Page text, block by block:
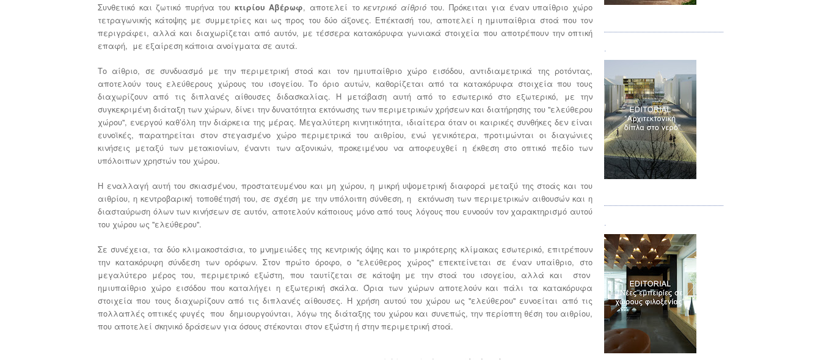
Συνθετικό και ζωτικό πυρήνα του κτιρίου Αβέρωφ, αποτελεί τοκεντρικό αίθριότου. Πρόκειται για έναν υπαίθριο χώρο
τετραγωνικής κάτοψης με συμμετρίες και ως προς του δύο άξονες. Επέκτασή του, αποτελεί η ημιυπαίθρια στοά που τον
περιγράφει, αλλά και διαχωρίζεται από αυτόν, με τέσσερα κατακόρυφα γωνιακά στοιχεία που αποτρέπουν την οπτική
επαφή, με εξαίρεση κάποια ανοίγματα σε αυτά.
Το αίθριο, σε συνδυασμό με την περιμετρική στοά και τον ημιυπαίθριο χώρο εισόδου, αντιδιαμετρικά της ροτόντας,
αποτελούν τους ελεύθερους χώρους του ισογείου. Το όριο αυτών, καθορίζεται από τα κατακόρυφα στοιχεία που τους
διαχωρίζουν από τις διπλανές αίθουσες διδασκαλίας. Η μετάβαση αυτή από το εσωτερικό στο εξωτερικό, με την
συγκεκριμένη διάταξη των χώρων, δίνει την δυνατότητα εκτόνωσης των περιμετρικών χρήσεων και διατήρησης του ''ελεύθερου
χώρου'', ενεργού καθ’όλη την διάρκεια της μέρας. Μεγαλύτερη κινητικότητα, ιδιαίτερα όταν οι καιρικές συνθήκες δεν είναι
ευνοϊκές, παρατηρείται στον στεγασμένο χώρο περιμετρικά του αιθρίου, ενώ γενικότερα, προτιμώνται οι διαγώνιες
κινήσεις μεταξύ των μετακιονίων, έναντι των αξονικών, προκειμένου να αποφευχθεί η έκθεση στο οπτικό πεδίο των
υπόλοιπων χρηστών του χώρου.
Η εναλλαγή αυτή του σκιασμένου, προστατευμένου και μη χώρου, η μικρή υψομετρική διαφορά μεταξύ της στοάς και του
αιθρίου, η κεντροβαρική τοποθέτησή του, σε σχέση με την υπόλοιπη σύνθεση, η
εκτόνωση των περιμετρικών αιθουσών και η
διασταύρωση όλων των κινήσεων σε αυτόν, αποτελούν κάποιους μόνο από τους λόγους που ευνοούν τον χαρακτηρισμό αυτού
του χώρου ως ''ελεύθερου''.
Σε συνέχεια, τα δύο κλιμακοστάσια, το μνημειώδες της κεντρικής όψης και το μικρότερης κλίμακας εσωτερικό, επιτρέπουν
την κατακόρυφη σύνδεση των ορόφων. Στον πρώτο όροφο, ο ''ελεύθερος χώρος'' επεκτείνεται σε έναν υπαίθριο, στο
μεγαλύτερο μέρος του, περιμετρικό εξώστη, που ταυτίζεται σε κάτοψη με την στοά του ισογείου, αλλά και στον
ημιυπαίθριο χώρο εισόδου που καταλήγει η εξωτερική σκάλα. Όρια των χώρων αποτελούν και πάλι τα κατακόρυφα
στοιχεία που τους διαχωρίζουν από τις διπλανές αίθουσες. Η χρήση αυτού του χώρου ως ''ελεύθερου'' ευνοείται από τις
πολλαπλές οπτικές φυγές που δημιουργούνται, λόγω της διάταξης του χώρου και συνεπώς, την περίοπτη θέση του αιθρίου,
που αποτελεί σκηνικό δράσεων για όσους στέκονται στον εξώστη ή στην περιμετρική στοά.
.